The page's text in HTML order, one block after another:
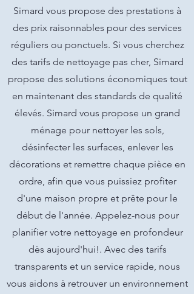
Simard vous propose des prestations à
des prix raisonnables pour des services
réguliers ou ponctuels. Si vous cherchez
des tarifs de nettoyage pas cher, Simard
propose des solutions économiques tout
en maintenant des standards de qualité
élevés. Simard vous propose un grand
ménage pour nettoyer les sols,
désinfecter les surfaces, enlever les
décorations et remettre chaque pièce en
ordre, afin que vous puissiez profiter
d'une maison propre et prête pour le
début de l'année. Appelez-nous pour
planifier votre nettoyage en profondeur
dès aujourd'hui!. Avec des tarifs
transparents et un service rapide, nous
vous aidons à retrouver un environnement